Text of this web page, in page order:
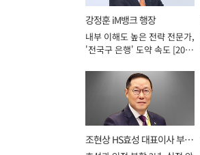
강정훈 iM뱅크 행장
내부 이해도 높은 전략 전문가,
'전국구 은행' 도약 속도 [2026
조현상 HS효성 대표이사 부회